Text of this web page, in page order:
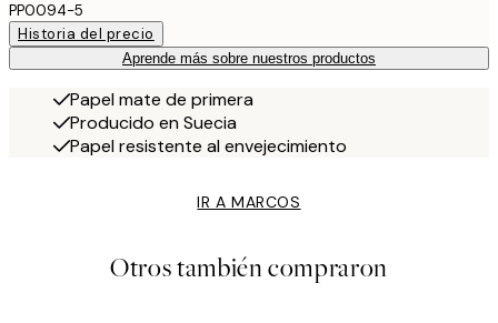
PP0094-5
Historia del precio
Aprende más sobre nuestros productos
Papel mate de primera
Producido en Suecia
Papel resistente al envejecimiento
IR A MARCOS
Otros también compraron